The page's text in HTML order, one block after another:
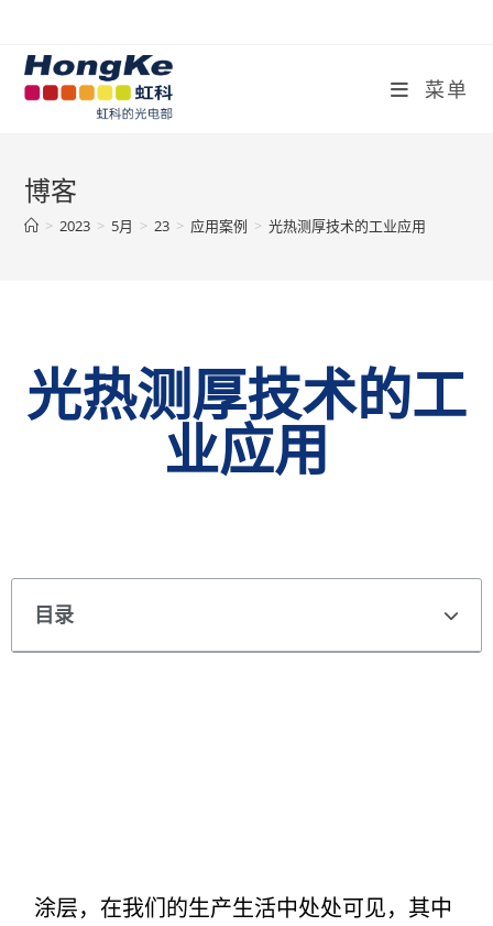
菜单
博客
> 2023 > 5月 > 23 > 应用案例 > 光热测厚技术的工业应用
光热测厚技术的工
业应用
目录
涂层，在我们的生产生活中处处可见，其中